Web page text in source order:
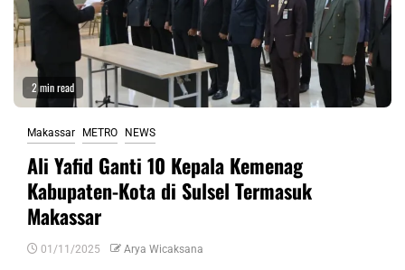
2 min read
Makassar METRO NEWS
Ali Yafid Ganti 10 Kepala Kemenag
Kabupaten-Kota di Sulsel Termasuk
Makassar
01/11/2025 Arya Wicaksana